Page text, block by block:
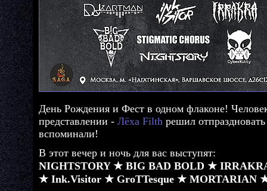
День Рождения и Фест в одном флаконе!
представлении - Лёха Filth решил
вспоминали!
В этот вечер и ночь для вас выступят:
NIGHTSTORY ★ BIG BAD BOLD ★
★ Ink.Visitor ★ GroTTesque ★ MORTARIAN